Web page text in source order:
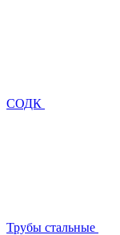
СОДК
Трубы стальные